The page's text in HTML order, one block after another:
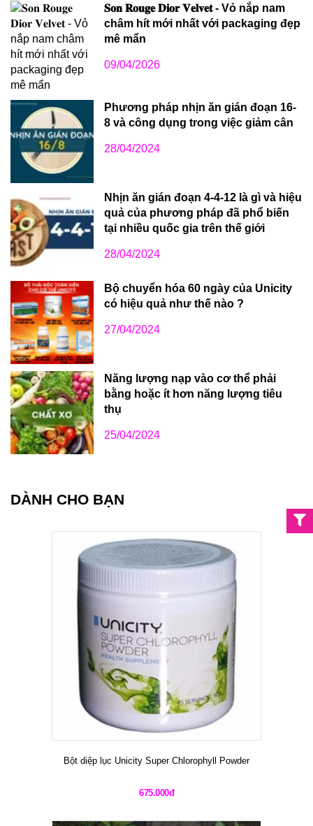
𝐒𝐨𝐧 𝐑𝐨𝐮𝐠𝐞 𝐃𝐢𝐨𝐫 𝐕𝐞𝐥𝐯𝐞𝐭 - Vỏ nắp nam
châm hít mới nhất với packaging đẹp
mê mẩn
09/04/2026
Phương pháp nhịn ăn gián đoạn 16-
8 và công dụng trong việc giảm cân
28/04/2024
Nhịn ăn gián đoạn 4-4-12 là gì và hiệu
quả của phương pháp đã phổ biến
tại nhiều quốc gia trên thế giới
28/04/2024
Bộ chuyển hóa 60 ngày của Unicity
có hiệu quả như thế nào ?
27/04/2024
Năng lượng nạp vào cơ thể phải
bằng hoặc ít hơn năng lượng tiêu
thụ
25/04/2024
DÀNH CHO BẠN
Bột diệp lục Unicity Super Chlorophyll Powder
675.000đ